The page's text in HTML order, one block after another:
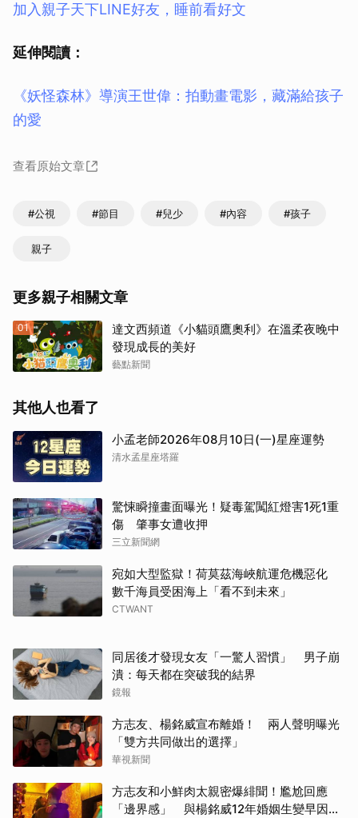
加入親子天下LINE好友，睡前看好文
延伸閱讀：
《妖怪森林》導演王世偉：拍動畫電影，藏滿給孩子
的愛
查看原始文章
#公視 #節目 #兒少 #內容 #孩子
親子
更多親子相關文章
01
達文西頻道《小貓頭鷹奧利》在溫柔夜晚中
發現成長的美好
藝點新聞
其他人也看了
小孟老師2026年08月10日(一)星座運勢
清水孟星座塔羅
驚悚瞬撞畫面曝光！疑毒駕闖紅燈害1死1重
傷 肇事女遭收押
三立新聞網
宛如大型監獄！荷莫茲海峽航運危機惡化
數千海員受困海上「看不到未來」
CTWANT
同居後才發現女友「一驚人習慣」 男子崩
潰：每天都在突破我的結界
鏡報
方志友、楊銘威宣布離婚！ 兩人聲明曝光
「雙方共同做出的選擇」
華視新聞
方志友和小鮮肉太親密爆緋聞！尷尬回應
「邊界感」 與楊銘威12年婚姻生變早因